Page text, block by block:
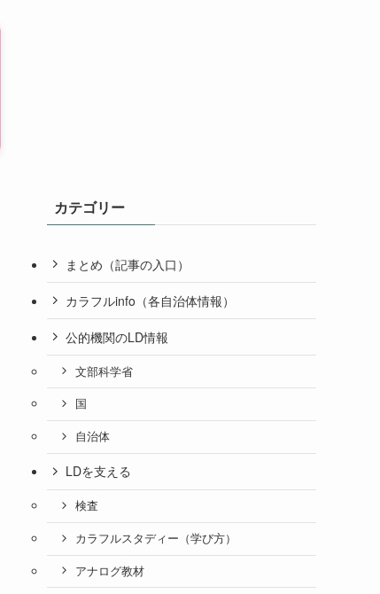
カテゴリー
まとめ（記事の入口）
カラフルinfo（各自治体情報）
公的機関のLD情報
文部科学省
国
自治体
LDを支える
検査
カラフルスタディー（学び方）
アナログ教材